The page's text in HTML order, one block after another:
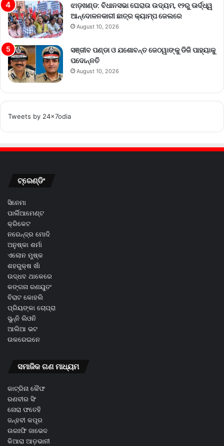
ଝାଡ଼ଖଣ୍ଡ: ବିଧାନସଭା ଘେରାଉ ଉଦ୍ୟମ, ୧୨ରୁ ଊର୍ଦ୍ଧ୍ୱ
ଆନ୍ଦୋଳନକାରୀ ଛାତ୍ର କ୍ୟାମ୍ପ ଜେଲରେ
August 10, 2026
ସଞ୍ଜୀବ ପଣ୍ଡା ଓ ଯଶୋବନ୍ତ ଜେଠୱାଙ୍କୁ ଡିଜି ପାହ୍ୟାକୁ
ପଦୋନ୍ନତି
August 10, 2026
Tweets by 24x7odia
ଟ୍ରେଣ୍ଡିଂ
ସିନେମା
ପାର୍ଲିଆମେଣ୍ଟ
କ୍ରିକେଟ
ନରେନ୍ଦ୍ର ମୋଦି
ଅନୁଷ୍କା ଶର୍ମା
ଏଲୋନ ମୁଷ୍କ
ଶହରୁକ୍ଷ ଖାଁ
ଉଦ୍ଧବ ଥାକେରେ
କଙ୍ଗନା ରଣୟୁତଂ
ବିରାଟ କୋହଲି
ପ୍ରିୟଙ୍କା ଚୋପ୍ରା
ସୁନ୍ନି ଲିଓନି
ଆଲିଆ ଭଟ
ଉକରେଇନେ
ସମାଜିକ ଗଣ ମାଧ୍ୟମ
କାଟ୍ରିନା କୈଫ
ରଣବୀର ସିଂ
ନୋରା ଫତେହି
ଜନ୍ହବୀ କପୂର
ଉରଃଫି ଜାଭେଦ
କିଆରା ଆଡ଼ଭାନୀ